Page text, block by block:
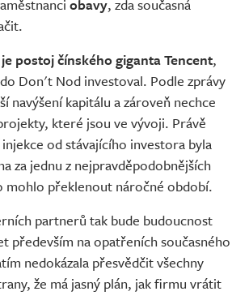
obavy, zda současná
postoj čínského giganta Tencent,
Don't Nod investoval. Podle zprávy
navýšení kapitálu a zároveň nechce
které jsou ve vývoji. Právě
od stávajícího investora byla
za jednu z nejpravděpodobnějších
mohlo překlenout náročné období.
partnerů tak bude budoucnost
především na opatřeních současného
nedokázala přesvědčit všechny
že má jasný plán, jak firmu vrátit